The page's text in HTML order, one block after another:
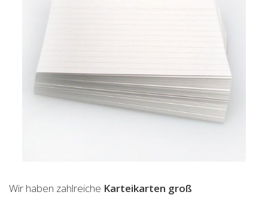
Wir haben zahlreiche Karteikarten groß